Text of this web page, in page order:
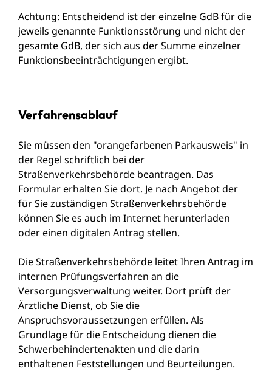
Achtung: Entscheidend ist der einzelne GdB für die
jeweils genannte Funktionsstörung und nicht der
gesamte GdB, der sich aus der Summe einzelner
Funktionsbeeinträchtigungen ergibt.
Verfahrensablauf
Sie müssen den "orangefarbenen Parkausweis" in
der Regel schriftlich bei der
Straßenverkehrsbehörde beantragen. Das
Formular erhalten Sie dort. Je nach Angebot der
für Sie zuständigen Straßenverkehrsbehörde
können Sie es auch im Internet herunterladen
oder einen digitalen Antrag stellen.
Die Straßenverkehrsbehörde leitet Ihren Antrag im
internen Prüfungsverfahren an die
Versorgungsverwaltung weiter. Dort prüft der
Ärztliche Dienst, ob Sie die
Anspruchsvoraussetzungen erfüllen. Als
Grundlage für die Entscheidung dienen die
Schwerbehindertenakten und die darin
enthaltenen Feststellungen und Beurteilungen.